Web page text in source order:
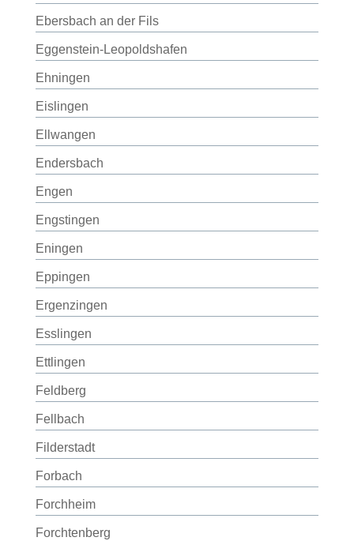
Ebersbach an der Fils
Eggenstein-Leopoldshafen
Ehningen
Eislingen
Ellwangen
Endersbach
Engen
Engstingen
Eningen
Eppingen
Ergenzingen
Esslingen
Ettlingen
Feldberg
Fellbach
Filderstadt
Forbach
Forchheim
Forchtenberg